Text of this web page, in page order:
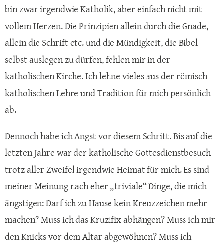
bin zwar irgendwie Katholik, aber einfach nicht mit
vollem Herzen. Die Prinzipien allein durch die Gnade,
allein die Schrift etc. und die Mündigkeit, die Bibel
selbst auslegen zu dürfen, fehlen mir in der
katholischen Kirche. Ich lehne vieles aus der römisch-
katholischen Lehre und Tradition für mich persönlich
ab.
Dennoch habe ich Angst vor diesem Schritt. Bis auf die
letzten Jahre war der katholische Gottesdienstbesuch
trotz aller Zweifel irgendwie Heimat für mich. Es sind
meiner Meinung nach eher „triviale“ Dinge, die mich
ängstigen: Darf ich zu Hause kein Kreuzzeichen mehr
machen? Muss ich das Kruzifix abhängen? Muss ich mir
den Knicks vor dem Altar abgewöhnen? Muss ich